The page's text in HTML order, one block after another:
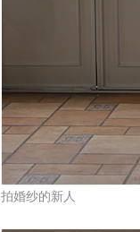
拍婚纱的新人